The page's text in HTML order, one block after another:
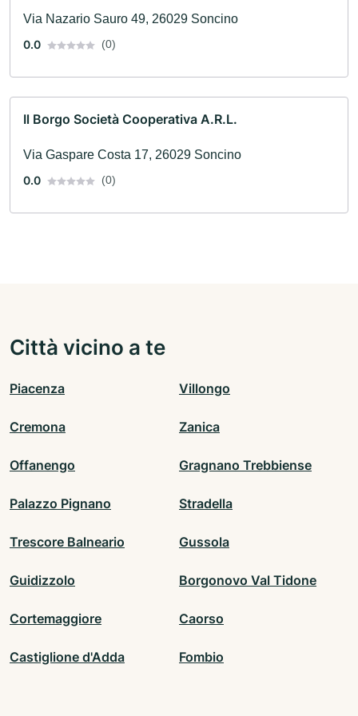
Via Nazario Sauro 49, 26029 Soncino
0.0
(0)
Il Borgo Società Cooperativa A.R.L.
Via Gaspare Costa 17, 26029 Soncino
0.0
(0)
Città vicino a te
Piacenza Villongo
Cremona Zanica
Offanengo Gragnano Trebbiense
Palazzo Pignano Stradella
Trescore Balneario Gussola
Guidizzolo Borgonovo Val Tidone
Cortemaggiore Caorso
Castiglione d'Adda Fombio